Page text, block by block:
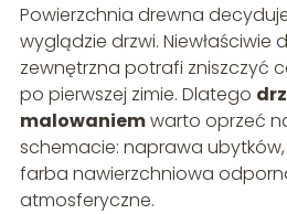
Powierzchnia drewna
wyglądzie drzwi.
zewnętrzna potrafi zniszczyć
po pierwszej zimie. Dlatego
malowaniemwarto oprzeć
schemacie: naprawa
farba nawierzchniowa
atmosferyczne.